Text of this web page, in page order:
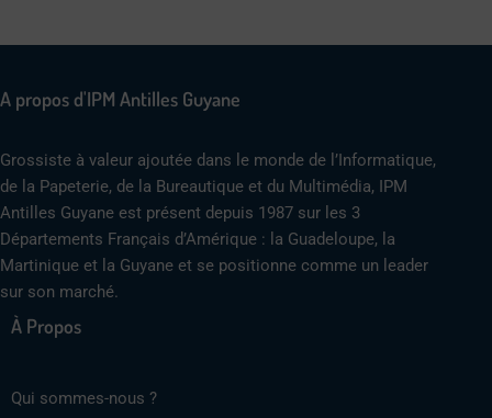
A propos d'IPM Antilles Guyane
Grossiste à valeur ajoutée dans le monde de l’Informatique,
de la Papeterie, de la Bureautique et du Multimédia, IPM
Antilles Guyane est présent depuis 1987 sur les 3
Départements Français d’Amérique : la Guadeloupe, la
Martinique et la Guyane et se positionne comme un leader
sur son marché.
À Propos
Qui sommes-nous ?